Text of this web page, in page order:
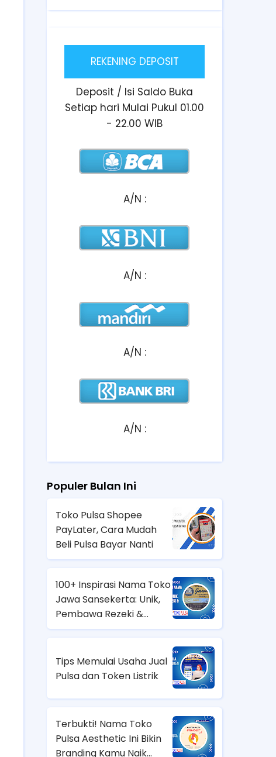
REKENING DEPOSIT
Deposit / Isi Saldo Buka
Setiap hari Mulai Pukul 01.00
- 22.00 WIB
A/N :
A/N :
A/N :
A/N :
Populer Bulan Ini
Toko Pulsa Shopee
PayLater, Cara Mudah
Beli Pulsa Bayar Nanti
100+ Inspirasi Nama Toko
Jawa Sansekerta: Unik,
Pembawa Rezeki &
Aesthetic!
Tips Memulai Usaha Jual
Pulsa dan Token Listrik
Terbukti! Nama Toko
Pulsa Aesthetic Ini Bikin
Branding Kamu Naik